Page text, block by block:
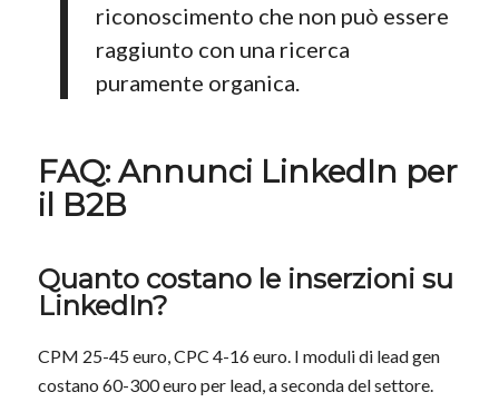
riconoscimento che non può essere
raggiunto con una ricerca
puramente organica.
FAQ: Annunci LinkedIn per
il B2B
Quanto costano le inserzioni su
LinkedIn?
CPM 25-45 euro, CPC 4-16 euro. I moduli di lead gen
costano 60-300 euro per lead, a seconda del settore.